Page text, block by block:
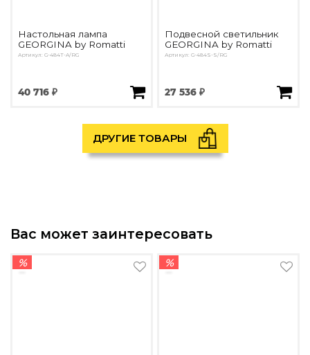
Настольная лампа
GEORGINA by Romatti
Артикул: G-484T-A/RG
40 716 ₽
Подвесной светильник
GEORGINA by Romatti
Артикул: G-484S-S/RG
27 536 ₽
ДРУГИЕ ТОВАРЫ
Вас может заинтересовать
% %